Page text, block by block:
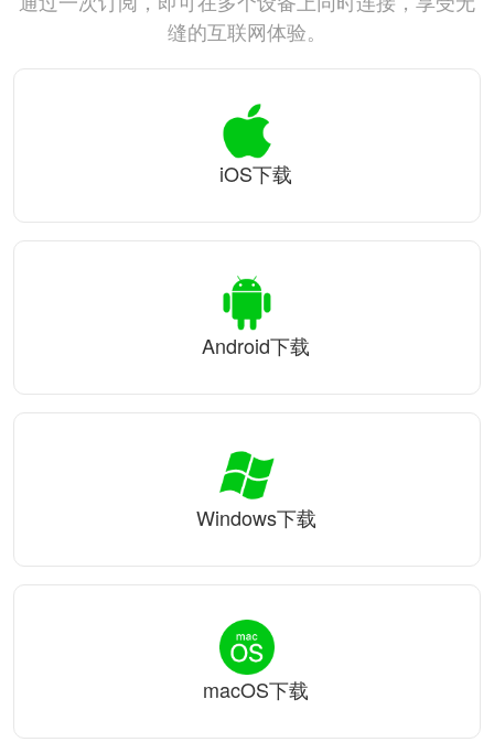
缝的互联网体验。
iOS下载
Android下载
Windows下载
macOS下载